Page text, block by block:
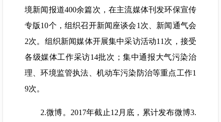
境新闻报道400余篇次，在主流媒体刊发环保宣传
专版10个，组织召开新闻座谈会1次、新闻通气会
2次。组织新闻媒体开展集中采访活动11次，接受
各级媒体工作采访14批次；集中通报大气污染治
理、环境监管执法、机动车污染防治等重点工作1
9次。
2.微博。2017年截止12月底，累计发布微博3.